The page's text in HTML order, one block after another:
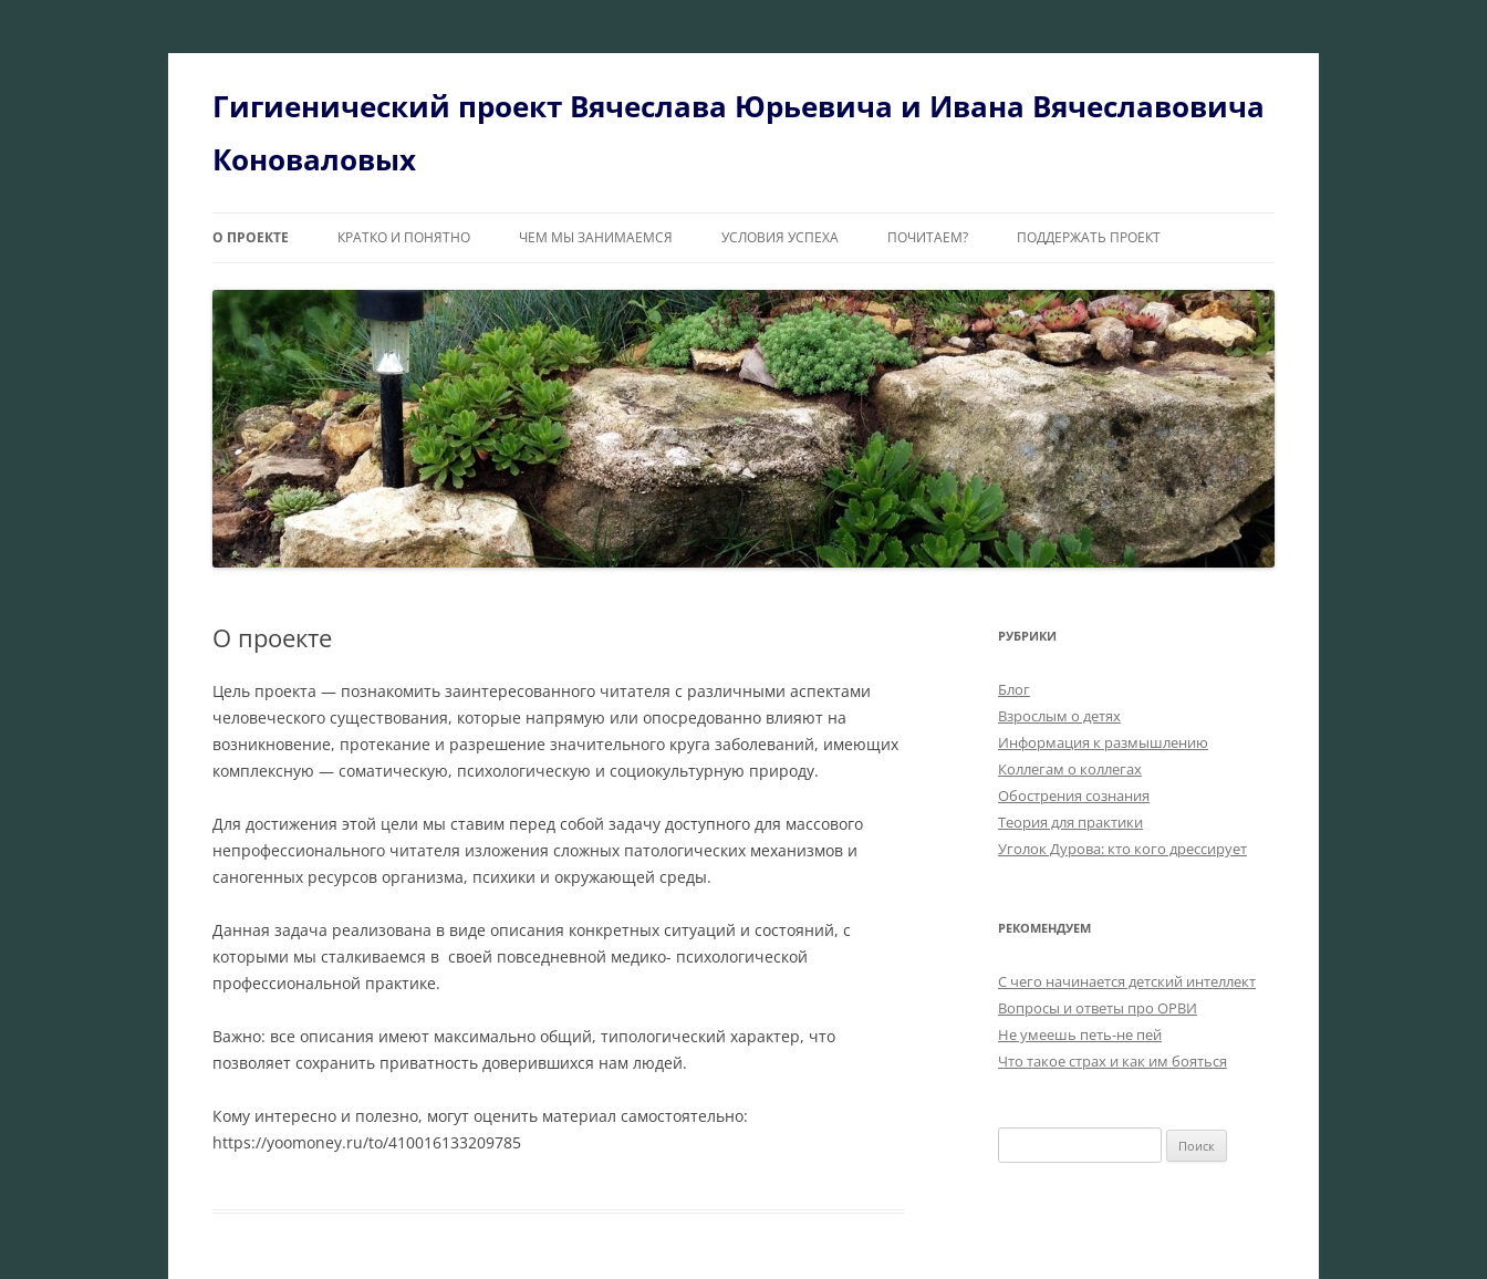
Перейти
Гигиенический проект Вячеслава Юрьевича и Ивана Вячеславовича
Коноваловых
О ПРОЕКТЕ КРАТКО И ПОНЯТНО ЧЕМ МЫ ЗАНИМАЕМСЯ УСЛОВИЯ УСПЕХА ПОЧИТАЕМ? ПОДДЕРЖАТЬ ПРОЕКТ
О проекте
Цель проекта — познакомить заинтересованного читателя с различными аспектами
человеческого существования, которые напрямую или опосредованно влияют на
возникновение, протекание и разрешение значительного круга заболеваний, имеющих
комплексную — соматическую, психологическую и социокультурную природу.
Для достижения этой цели мы ставим перед собой задачу доступного для массового
непрофессионального читателя изложения сложных патологических механизмов и
саногенных ресурсов организма, психики и окружающей среды.
Данная задача реализована в виде описания конкретных ситуаций и состояний, с
которыми мы сталкиваемся в своей повседневной медико- психологической
профессиональной практике.
Важно: все описания имеют максимально общий, типологический характер, что
позволяет сохранить приватность доверившихся нам людей.
Кому интересно и полезно, могут оценить материал самостоятельно:
https://yoomoney.ru/to/410016133209785
РУБРИКИ
Блог
Взрослым о детях
Информация к размышлению
Коллегам о коллегах
Обострения сознания
Теория для практики
Уголок Дурова: кто кого дрессирует
РЕКОМЕНДУЕМ
C чего начинается детский интеллект
Вопросы и ответы про ОРВИ
Не умеешь петь-не пей
Что такое страх и как им бояться